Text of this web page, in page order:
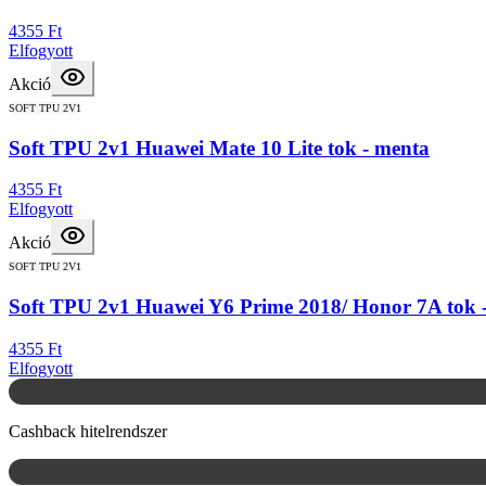
4355 Ft
Elfogyott
Akció
SOFT TPU 2V1
Soft TPU 2v1 Huawei Mate 10 Lite tok - menta
4355 Ft
Elfogyott
Akció
SOFT TPU 2V1
Soft TPU 2v1 Huawei Y6 Prime 2018/ Honor 7A tok
4355 Ft
Elfogyott
Cashback hitelrendszer